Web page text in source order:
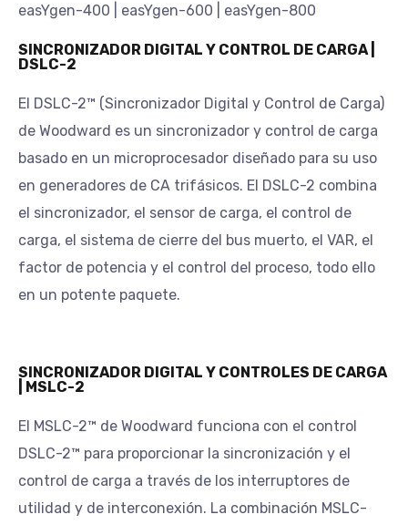
easYgen-400 | easYgen-600 | easYgen-800
SINCRONIZADOR DIGITAL Y CONTROL DE CARGA |
DSLC-2
El DSLC-2™ (Sincronizador Digital y Control de Carga)
de Woodward es un sincronizador y control de carga
basado en un microprocesador diseñado para su uso
en generadores de CA trifásicos. El DSLC-2 combina
el sincronizador, el sensor de carga, el control de
carga, el sistema de cierre del bus muerto, el VAR, el
factor de potencia y el control del proceso, todo ello
en un potente paquete.
SINCRONIZADOR DIGITAL Y CONTROLES DE CARGA
| MSLC-2
El MSLC-2™ de Woodward funciona con el control
DSLC-2™ para proporcionar la sincronización y el
control de carga a través de los interruptores de
utilidad y de interconexión. La combinación MSLC-